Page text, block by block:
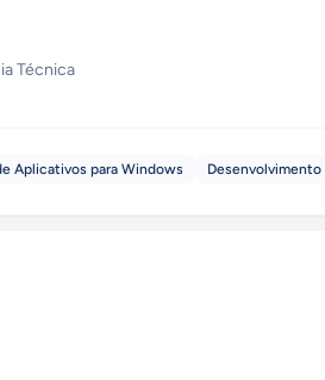
Técnica
Aplicativos para Windows Desenvolvimento